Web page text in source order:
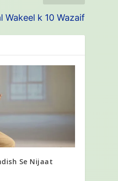
Wakeel k 10 Wazaif
Se Nijaat